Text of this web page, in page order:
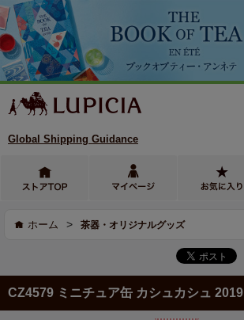
Global Shipping Guidance
ホーム > 茶器・オリジナルグッズ
CZ4579 ミニチュア缶 カシュカシュ 2019